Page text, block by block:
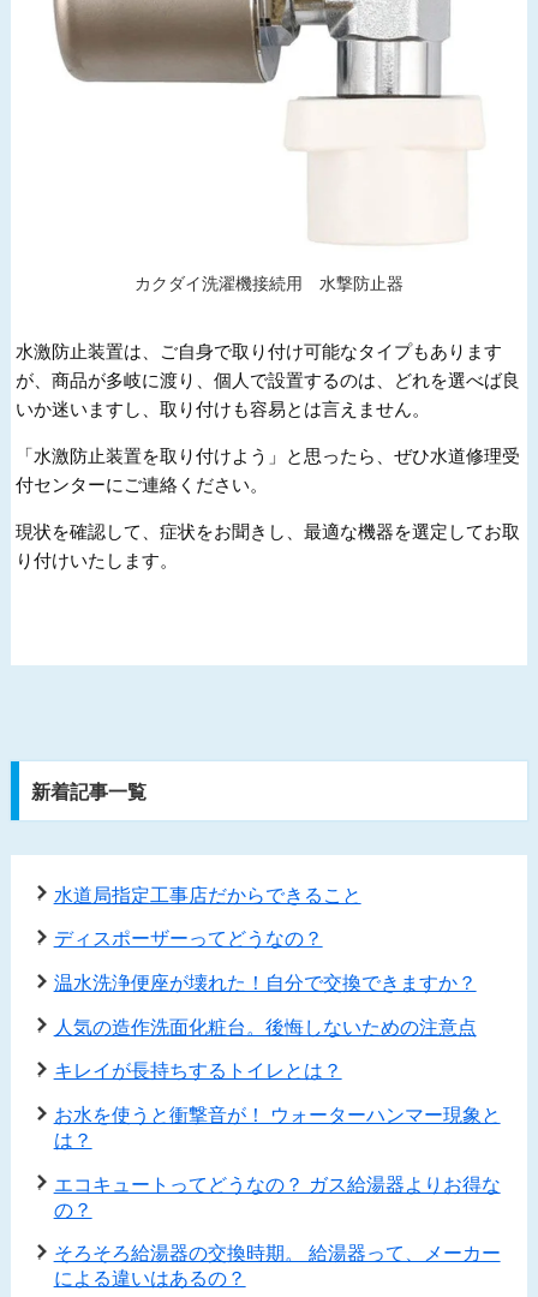
カクダイ洗濯機接続用 水撃防止器
水激防止装置は、ご自身で取り付け可能なタイプもあります
が、商品が多岐に渡り、個人で設置するのは、どれを選べば良
いか迷いますし、取り付けも容易とは言えません。
「水激防止装置を取り付けよう」と思ったら、ぜひ水道修理受
付センターにご連絡ください。
現状を確認して、症状をお聞きし、最適な機器を選定してお取
り付けいたします。
新着記事一覧
水道局指定工事店だからできること
ディスポーザーってどうなの？
温水洗浄便座が壊れた！自分で交換できますか？
人気の造作洗面化粧台。後悔しないための注意点
キレイが長持ちするトイレとは？
お水を使うと衝撃音が！ ウォーターハンマー現象と
は？
エコキュートってどうなの？ ガス給湯器よりお得な
の？
そろそろ給湯器の交換時期。 給湯器って、メーカー
による違いはあるの？